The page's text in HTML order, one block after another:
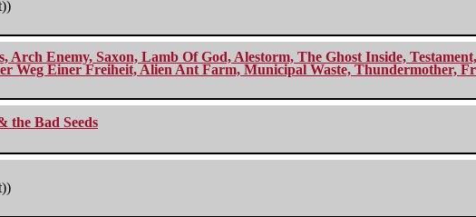
Arch Enemy, Saxon, Lamb Of God, Alestorm, The Ghost Inside,
Weg Einer Freiheit, Alien Ant Farm, Municipal Waste, Thundermother,
the Bad Seeds